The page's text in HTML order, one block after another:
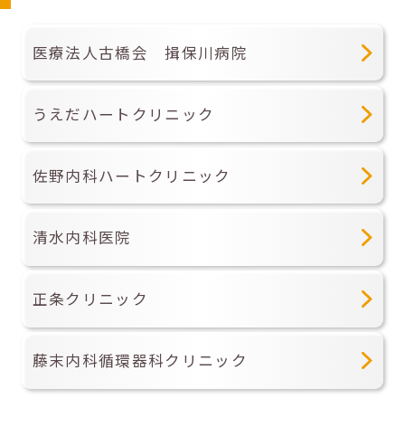
医療法人古橋会 揖保川病院
うえだハートクリニック
佐野内科ハートクリニック
清水内科医院
正条クリニック
藤末内科循環器科クリニック